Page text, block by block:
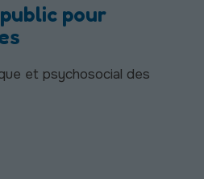
pour
et psychosocial des